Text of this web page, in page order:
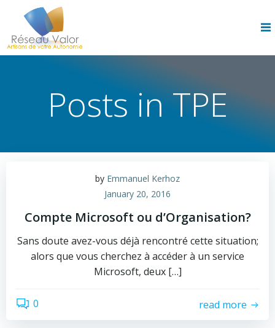
Posts in TPE
by Emmanuel Kerhoz
January 20, 2016
Compte Microsoft ou d’Organisation?
Sans doute avez-vous déjà rencontré cette situation;
alors que vous cherchez à accéder à un service
Microsoft, deux […]
0 read more